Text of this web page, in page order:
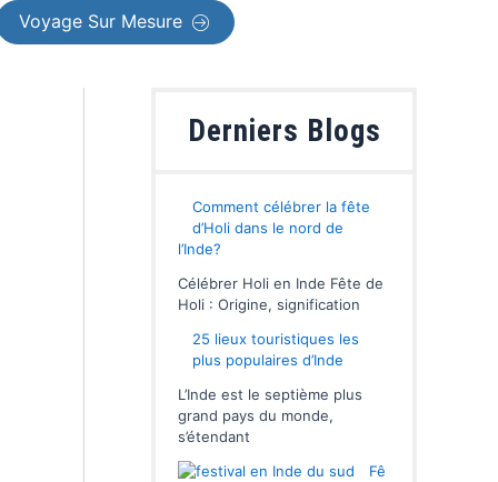
Voyage Sur Mesure
Derniers Blogs
Comment célébrer la fête
d’Holi dans le nord de
l’Inde?
Célébrer Holi en Inde Fête de
Holi : Origine, signification
25 lieux touristiques les
plus populaires d’Inde
L’Inde est le septième plus
grand pays du monde,
s’étendant
Fê